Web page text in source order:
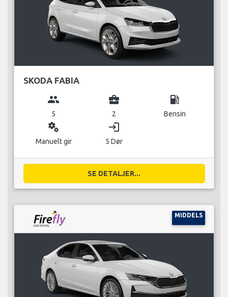
SKODA FABIA
group
5
business_center
2
local_gas_station
Bensin
miscellaneous_services
Manuelt gir
login
5 Dør
SE DETALJER...
MIDDELS